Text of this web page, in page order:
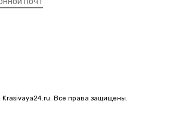
Все права защищены.